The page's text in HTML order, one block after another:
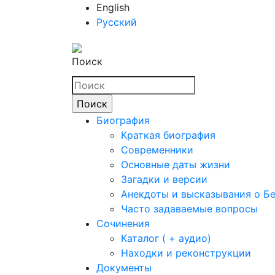
English
Русский
Поиск
Биография
Краткая биография
Современники
Основные даты жизни
Загадки и версии
Анекдоты и высказывания о
Часто задаваемые вопросы
Сочинения
Каталог ( + аудио)
Находки и реконструкции
Документы